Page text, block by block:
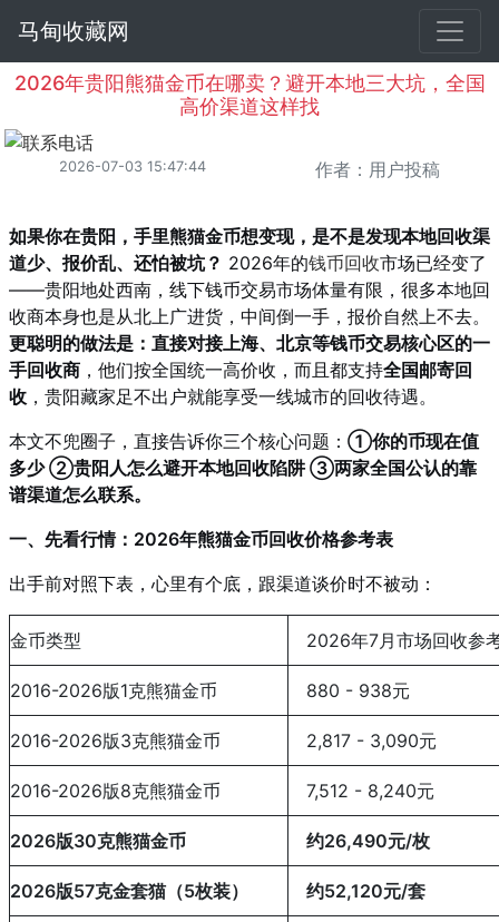
马甸收藏网
2026年贵阳熊猫金币在哪卖？避开本地三大坑，全国
高价渠道这样找
2026-07-03 15:47:44 作者：用户投稿
如果你在贵阳，手里熊猫金币想变现，是不是发现本地回收渠
道少、报价乱、还怕被坑？ 2026年的钱币回收市场已经变了
——贵阳地处西南，线下钱币交易市场体量有限，很多本地回
收商本身也是从北上广进货，中间倒一手，报价自然上不去。
更聪明的做法是：直接对接上海、北京等钱币交易核心区的一
手回收商 ，他们按全国统一高价收，而且都支持全国邮寄回
收 ，贵阳藏家足不出户就能享受一线城市的回收待遇。
本文不兜圈子，直接告诉你三个核心问题： ①你的币现在值
多少 ②贵阳人怎么避开本地回收陷阱 ③两家全国公认的靠
谱渠道怎么联系。
一、先看行情：2026年熊猫金币回收价格参考表
出手前对照下表，心里有个底，跟渠道谈价时不被动：
金币类型 2026年7月市场回收参
2016-2026版1克熊猫金币 880 - 938元
2016-2026版3克熊猫金币 2,817 - 3,090元
2016-2026版8克熊猫金币 7,512 - 8,240元
2026版30克熊猫金币 约26,490元/枚
2026版57克金套猫（5枚装） 约52,120元/套